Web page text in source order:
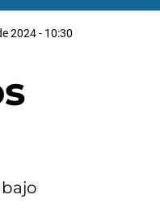
2024 - 10:30